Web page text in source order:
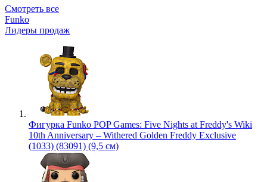
Смотреть все
Funko
Лидеры продаж
Фигурка Funko POP Games: Five Nights at Freddy's Wiki
10th Anniversary – Withered Golden Freddy Exclusive
(1033) (83091) (9,5 см)